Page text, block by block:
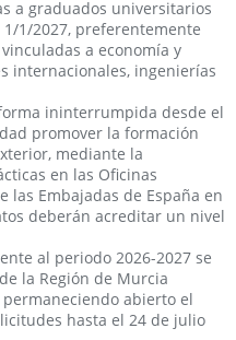
a graduados universitarios
1/2027, preferentemente
a economía y
internacionales, ingenierías
ininterrumpida desde el
promover la formación
mediante la
en las Oficinas
las Embajadas de España en
deberán acreditar un nivel
al periodo 2026-2027 se
la Región de Murcia
permaneciendo abierto el
hasta el 24 de julio